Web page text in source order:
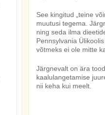
See kingitud „teine
muutusi tegema.
ning seda ilma
Pennsylvania
võtmeks ei ole mitte
Järgnevalt on ära
kaalulangetamise
nii keha kui meelt.